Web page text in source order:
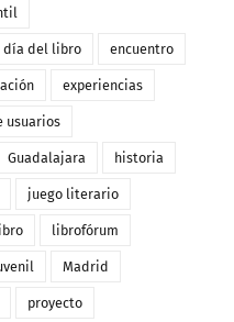
día del libro encuentro
experiencias
usuarios
Guadalajara historia
juego literario
librofórum
Madrid
proyecto